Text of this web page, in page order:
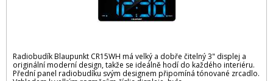
Radiobudík Blaupunkt CR15WH má velký a dobře čitelný 3" displej a
originální moderní design, takže se ideálně hodí do každého interiéru.
Přední panel radiobudíku svým designem připomíná tónované zrcadlo.